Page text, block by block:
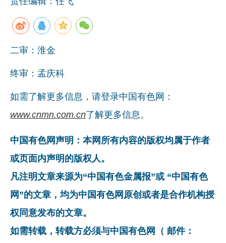
二审：淮金
终审：孟庆科
如需了解更多信息，请登录中国有色网：
www.cnmn.com.cn了解更多信息。
中国有色网声明：本网所有内容的版权均属于作者
或页面内声明的版权人。
凡注明文章来源为“中国有色金属报”或 “中国有色
网”的文章，均为中国有色网原创或者是合作机构授
权同意发布的文章。
如需转载，转载方必须与中国有色网（ 邮件：